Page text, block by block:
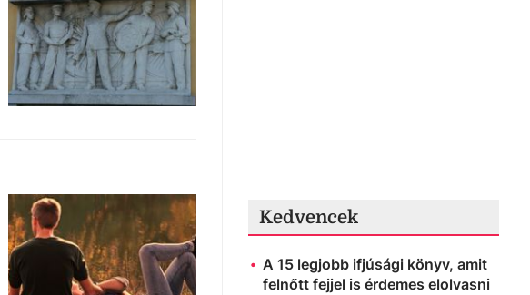
Kedvencek
A 15 legjobb ifjúsági könyv, amit
felnőtt fejjel is érdemes elolvasni